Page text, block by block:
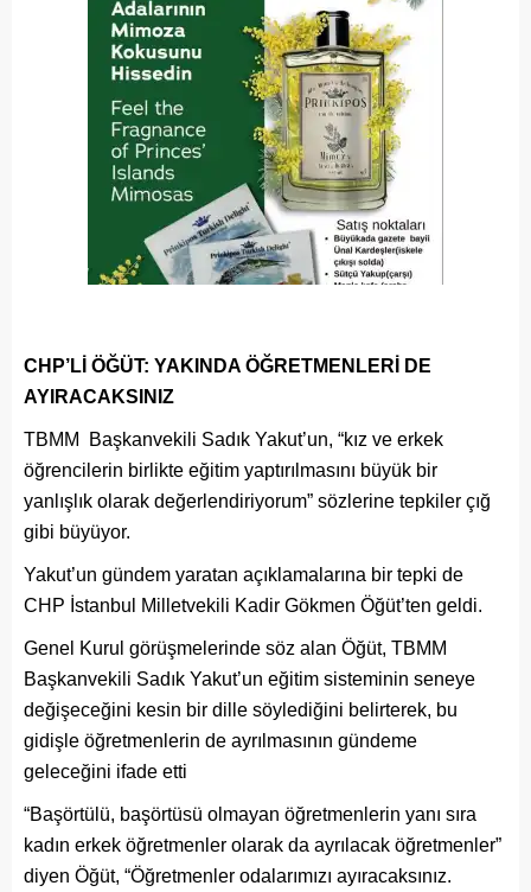
CHP’Lİ ÖĞÜT: YAKINDA ÖĞRETMENLERİ DE
AYIRACAKSINIZ
TBMM Başkanvekili Sadık Yakut’un, “kız ve erkek
öğrencilerin birlikte eğitim yaptırılmasını büyük bir
yanlışlık olarak değerlendiriyorum” sözlerine tepkiler çığ
gibi büyüyor.
Yakut’un gündem yaratan açıklamalarına bir tepki de
CHP İstanbul Milletvekili Kadir Gökmen Öğüt’ten geldi.
Genel Kurul görüşmelerinde söz alan Öğüt, TBMM
Başkanvekili Sadık Yakut’un eğitim sisteminin seneye
değişeceğini kesin bir dille söylediğini belirterek, bu
gidişle öğretmenlerin de ayrılmasının gündeme
geleceğini ifade etti
“Başörtülü, başörtüsü olmayan öğretmenlerin yanı sıra
kadın erkek öğretmenler olarak da ayrılacak öğretmenler”
diyen Öğüt, “Öğretmenler odalarımızı ayıracaksınız.